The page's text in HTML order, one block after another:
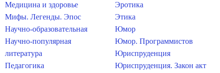
Медицина и здоровье
Мифы. Легенды. Эпос
Научно-образовательная
Научно-популярная
литература
Педагогика
Эротика
Этика
Юмор
Юмор. Программистов
Юриспруденция
Юриспруденция. Закон акт